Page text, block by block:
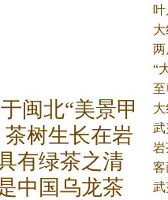
母
“
世
贤
闽北“美景甲
树生长在岩
有绿茶之清
中国乌龙茶